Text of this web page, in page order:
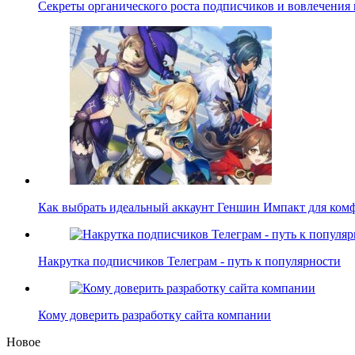
Секреты органического роста подписчиков и
Как выбрать идеальный аккаунт Геншин Импакт для
Накрутка подписчиков Телеграм - путь к популярности
Кому доверить разработку сайта компании
Новое